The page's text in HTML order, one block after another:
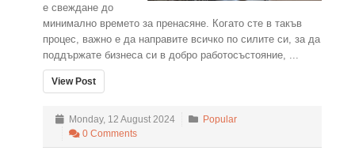
е свеждане до
минимално времето за пренасяне. Когато сте в такъв
процес, важно е да направите всичко по силите си, за да
поддържате бизнеса си в добро работосъстояние, ...
View Post
Monday, 12 August 2024
Popular
0 Comments